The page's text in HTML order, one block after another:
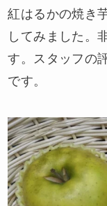
紅はるかの焼き
してみました。
す。スタッフの
です。